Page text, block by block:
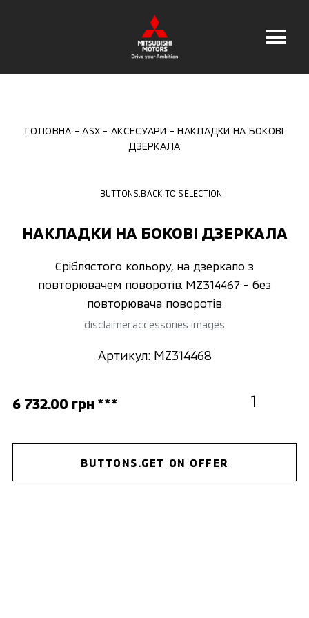
ГОЛОВНА ASX АКСЕСУАРИ
НАКЛАДКИ НА БОКОВІ
ДЗЕРКАЛА
BUTTONS.BACK TO SELECTION
НАКЛАДКИ НА БОКОВІ ДЗЕРКАЛА
Сріблястого кольору, на дзеркало з
повторювачем поворотів. MZ314467 - без
повторювача поворотів
disclaimer.accessories images
Артикул: MZ314468
6 732.00 грн ***
BUTTONS.GET ON OFFER